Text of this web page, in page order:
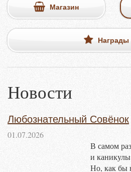
Магазин
Награды
Новости
Любознательный Совёнок
01.07.2026
В самом
и
Но, как бы